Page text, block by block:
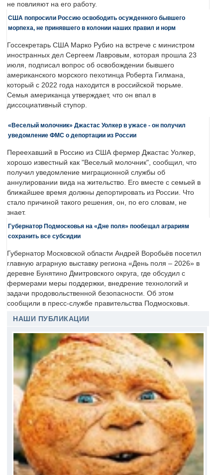
не повлияют на его работу.
США попросили Россию освободить осужденного бывшего
морпеха, не принявшего в колонии наших правил и норм
Госсекретарь США Марко Рубио на встрече с министром
иностранных дел Сергеем Лавровым, которая прошла 23
июля, подписал вопрос об освобождении бывшего
американского морского пехотинца Роберта Гилмана,
который с 2022 года находится в российской тюрьме.
Семья американца утверждает, что он впал в
диссоциативный ступор.
«Веселый молочник» Джастас Уолкер в ужасе - он получил
уведомление ФМС о депортации из России
Переехавший в Россию из США фермер Джастас Уолкер,
хорошо известный как "Веселый молочник", сообщил, что
получил уведомление миграционной службы об
аннулировании вида на жительство. Его вместе с семьей в
ближайшее время должны депортировать из России. Что
стало причиной такого решения, он, по его словам, не
знает.
Губернатор Подмосковья на «Дне поля» пообещал аграриям
сохранить все субсидии
Губернатор Московской области Андрей Воробьёв посетил
главную аграрную выставку региона «День поля – 2026» в
деревне Бунятино Дмитровского округа, где обсудил с
фермерами меры поддержки, внедрение технологий и
задачи продовольственной безопасности. Об этом
сообщили в пресс-службе правительства Подмосковья.
НАШИ ПУБЛИКАЦИИ